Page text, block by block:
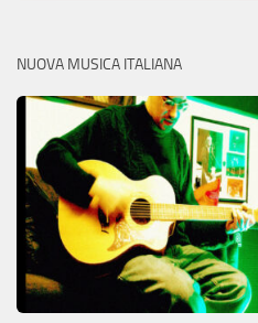
NUOVA MUSICA ITALIANA